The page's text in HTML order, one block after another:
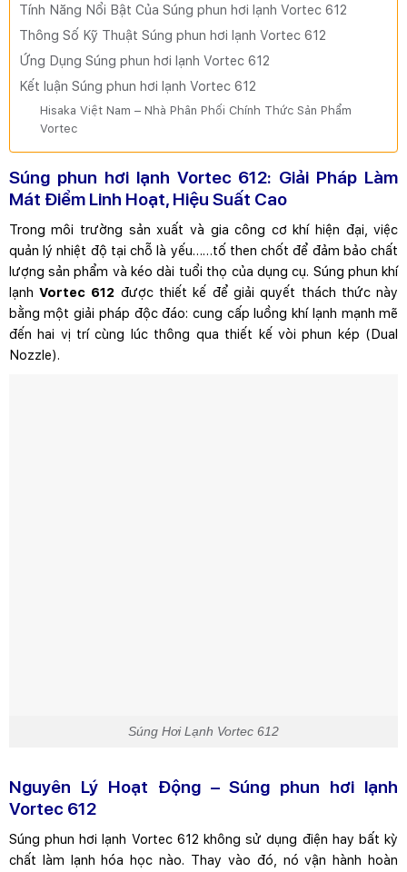
Tính Năng Nổi Bật Của Súng phun hơi lạnh Vortec 612
Thông Số Kỹ Thuật Súng phun hơi lạnh Vortec 612
Ứng Dụng Súng phun hơi lạnh Vortec 612
Kết luận Súng phun hơi lạnh Vortec 612
Hisaka Việt Nam – Nhà Phân Phối Chính Thức Sản Phẩm
Vortec
Súng phun hơi lạnh Vortec 612: Giải Pháp Làm
Mát Điểm Linh Hoạt, Hiệu Suất Cao
Trong môi trường sản xuất và gia công cơ khí hiện đại, việc
quản lý nhiệt độ tại chỗ là yếu……tố then chốt để đảm bảo chất
lượng sản phẩm và kéo dài tuổi thọ của dụng cụ. Súng phun khí
lạnhVortec 612 được thiết kế để giải quyết thách thức này
bằng một giải pháp độc đáo: cung cấp luồng khí lạnh mạnh mẽ
đến hai vị trí cùng lúc thông qua thiết kế vòi phun kép (Dual
Nozzle).
Súng Hơi Lạnh Vortec 612
Nguyên Lý Hoạt Động – Súng phun hơi lạnh
Vortec 612
Súng phun hơi lạnh Vortec 612 không sử dụng điện hay bất kỳ
chất làm lạnh hóa học nào. Thay vào đó, nó vận hành hoàn